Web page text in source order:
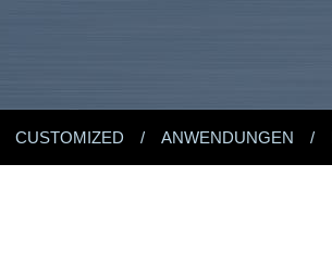
CUSTOMIZED ANWENDUNGEN